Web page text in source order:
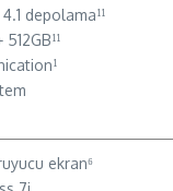
depolama¹¹
ekran⁶